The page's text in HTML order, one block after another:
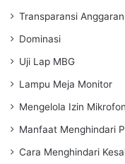
Transparansi Anggaran
Dominasi
Uji Lap MBG
Lampu Meja Monitor
Mengelola Izin Mikrofon
Manfaat Menghindari
Cara Menghindari